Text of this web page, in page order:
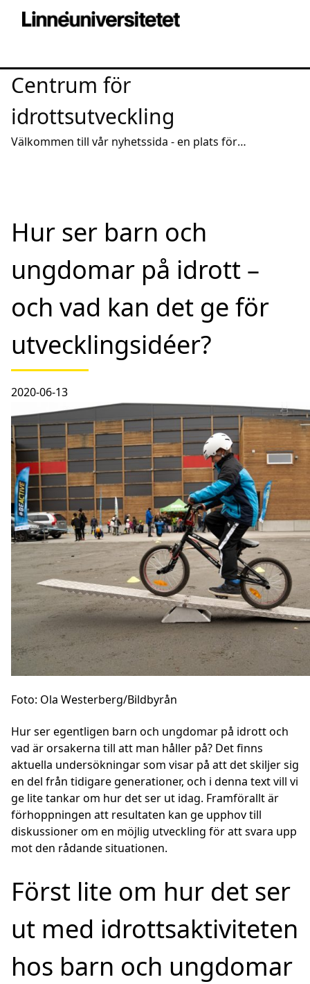
Centrum för
idrottsutveckling
Välkommen till vår nyhetssida - en plats för
Hur ser barn och
ungdomar på idrott –
och vad kan det ge för
utvecklingsidéer?
2020-06-13
Foto: Ola Westerberg/Bildbyrån
Hur ser egentligen barn och ungdomar på idrott och
vad är orsakerna till att man håller på? Det finns
aktuella undersökningar som visar på att det skiljer sig
en del från tidigare generationer, och i denna text vill vi
ge lite tankar om hur det ser ut idag. Framförallt är
förhoppningen att resultaten kan ge upphov till
diskussioner om en möjlig utveckling för att svara upp
mot den rådande situationen.
Först lite om hur det ser
ut med idrottsaktiviteten
hos barn och ungdomar